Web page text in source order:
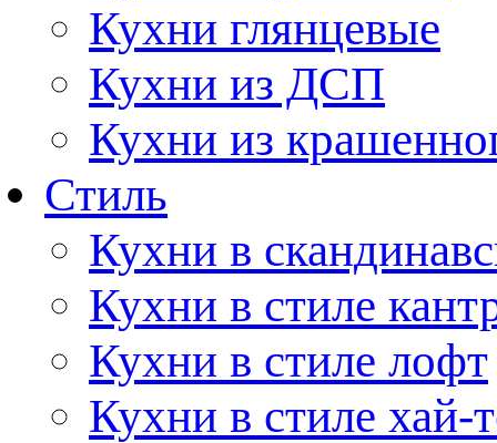
Кухни глянцевые
Кухни из ДСП
Кухни из
Стиль
Кухни в
Кухни в стиле
Кухни в стиле лофт
Кухни в стиле хай-